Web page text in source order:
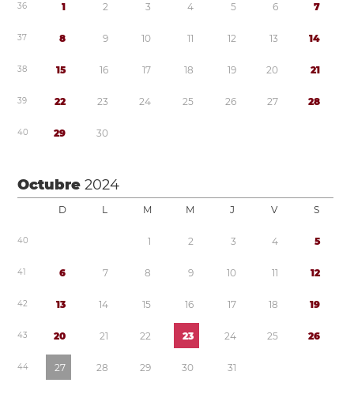
36 1 2 3 4 5 6 7
37 8 9 10 11 12 13 14
38 15 16 17 18 19 20 21
39 22 23 24 25 26 27 28
40 29 30
Octubre2024
D L M M J V S
40 1 2 3 4 5
41 6 7 8 9 10 11 12
42 13 14 15 16 17 18 19
43 20 21 22 23 24 25 26
44 27 28 29 30 31